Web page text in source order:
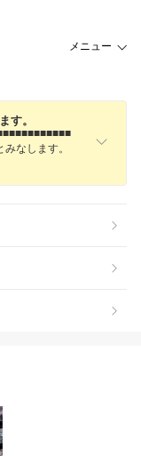
メニュー
す。
なします。